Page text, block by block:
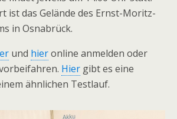
ist das Gelände des Ernst-Moritz-
in Osnabrück.
und hieronline anmelden oder
Hier gibt es eine
ähnlichen Testlauf.